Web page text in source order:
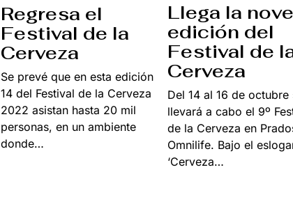
Regresa el
Festival de la
Cerveza
Se prevé que en esta edición
14 del Festival de la Cerveza
2022 asistan hasta 20 mil
personas, en un ambiente
donde…
Llega la
edición del
Festival de
Cerveza
Del 14 al 16 de octubre
llevará a cabo el 9º
de la Cerveza en
Omnilife. Bajo el
‘Cerveza…